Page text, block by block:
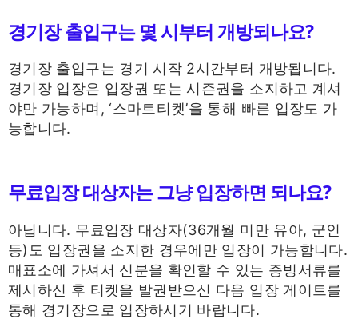
경기장 출입구는 몇 시부터 개방되나요?
경기장 출입구는 경기 시작 2시간부터 개방됩니다.
경기장 입장은 입장권 또는 시즌권을 소지하고 계셔
야만 가능하며, ‘스마트티켓’을 통해 빠른 입장도 가
능합니다.
무료입장 대상자는 그냥 입장하면 되나요?
아닙니다. 무료입장 대상자(36개월 미만 유아, 군인
등)도 입장권을 소지한 경우에만 입장이 가능합니다.
매표소에 가셔서 신분을 확인할 수 있는 증빙서류를
제시하신 후 티켓을 발권받으신 다음 입장 게이트를
통해 경기장으로 입장하시기 바랍니다.